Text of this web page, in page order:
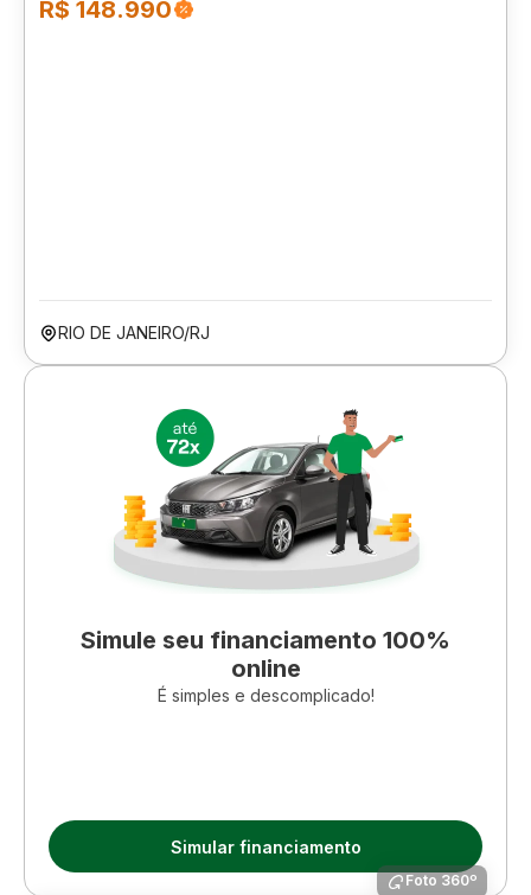
R$ 148.990
RIO DE JANEIRO/RJ
Simule seu financiamento 100%
online
É simples e descomplicado!
Simular financiamento
Foto 360º